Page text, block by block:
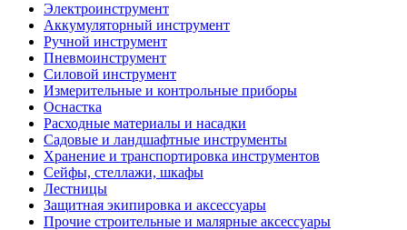
Электроинструмент
Аккумуляторный инструмент
Ручной инструмент
Пневмоинструмент
Силовой инструмент
Измерительные и контрольные приборы
Оснастка
Расходные материалы и насадки
Садовые и ландшафтные инструменты
Хранение и транспортировка инструментов
Сейфы, стеллажи, шкафы
Лестницы
Защитная экипировка и аксессуары
Прочие строительные и малярные аксессуары